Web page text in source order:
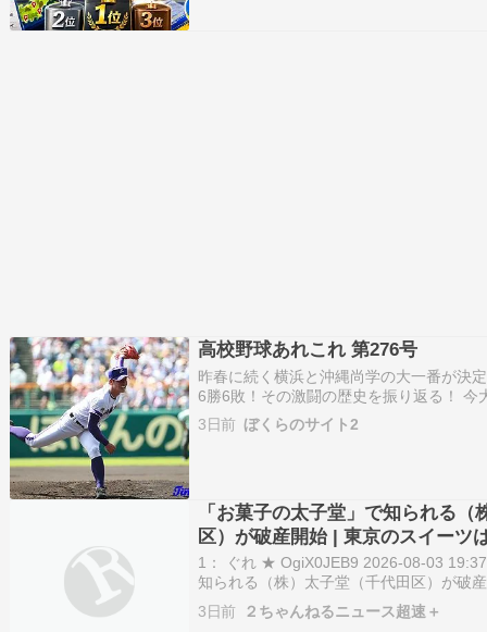
高校野球あれこれ 第276号
昨春に続く横浜と沖縄尚学の大一番が決
6勝6敗！その激闘の歴史を振り返る！ 今
オンラインで行われた。例年のように、
ば、会場がどっと沸いたに違いないのが
3日前 ぼくらのサイト2
「お菓子の太子堂」で知られる（
区）が破産開始 | 東京のスイーツ
1： ぐれ ★ OgiX0JEB9 2026-08-03
知られる（株）太子堂（千代田区）が破
濃屋あられ製造本舗（横浜市）が承継し
東京商工リサーチ （株）太子堂（千代田
3日前 ２ちゃんねるニュース超速＋